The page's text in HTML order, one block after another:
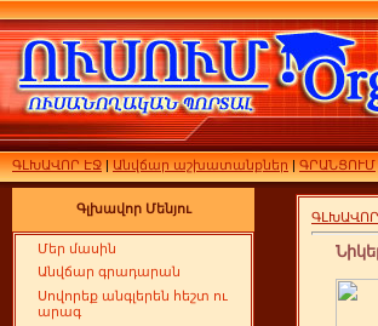
ԳԼԽԱՎՈՐ ԷՋ|Անվճար աշխատանքներ|ԳՐԱՆՑՈՒՄ
Գլխավոր Մենյու
Մեր մասին
Անվճար գրադարան
Սովորեք անգլերեն հեշտ ու
արագ